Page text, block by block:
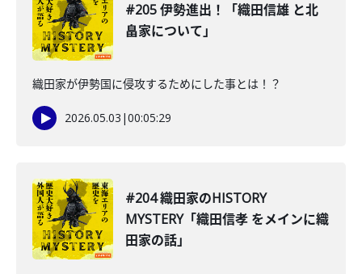
#205 伊勢進出！「織田信雄 と北
畠家について」
織田家が伊勢国に侵攻するためにした事とは！？
2026.05.03 |00:05:29
#204 織田家のHISTORY
MYSTERY「織田信孝 をメインに織
田家の話」